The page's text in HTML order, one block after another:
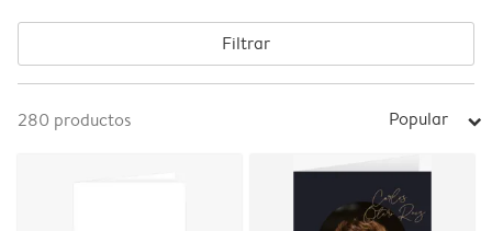
Filtrar
280 productos Popular arrow_right